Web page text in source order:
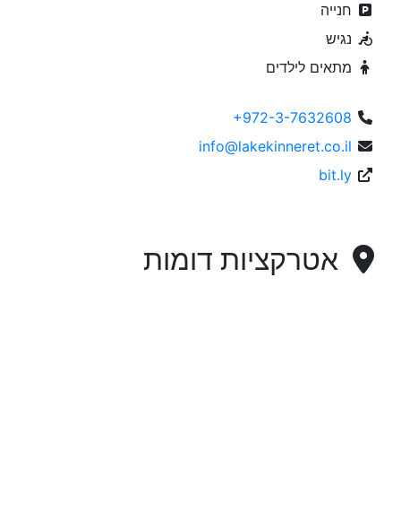
חנייה
נגיש
מתאים לילדים
+972-3-7632608
info@lakekinneret.co.il
bit.ly
אטרקציות דומות